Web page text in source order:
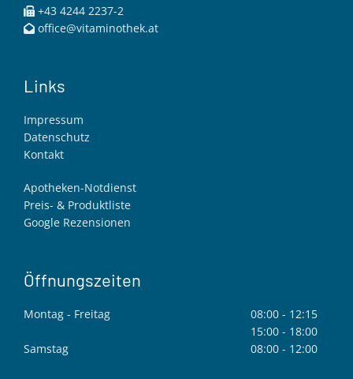
 +43 4244 2237-2
 office@vitaminothek.at
Links
Impressum
Datenschutz
Kontakt
Apotheken-Notdienst
Preis- & Produktliste
Google Rezensionen
Öffnungszeiten
Montag - Freitag
08:00 - 12:15
15:00 - 18:00
Samstag
08:00 - 12:00